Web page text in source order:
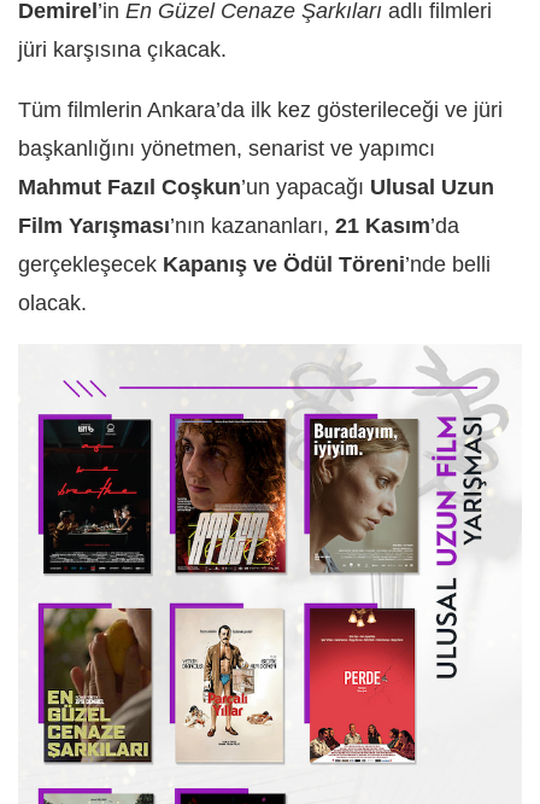
Demirel’in En Güzel Cenaze Şarkıları adlı filmleri
jüri karşısına çıkacak.
Tüm filmlerin Ankara’da ilk kez gösterileceği ve jüri
başkanlığını yönetmen, senarist ve yapımcı
Mahmut Fazıl Coşkun’un yapacağı Ulusal Uzun
Film Yarışması’nın kazananları, 21 Kasım’da
gerçekleşecek Kapanış ve Ödül Töreni’nde belli
olacak.